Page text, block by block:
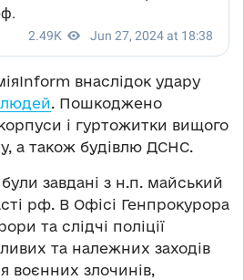
внаслідок удару
людей. Пошкоджено
і гуртожитки вищого
а також будівлю ДСНС.
завдані з н.п. майський
рф. В Офісі Генпрокурора
та слідчі поліції
та належних заходів
воєнних злочинів,